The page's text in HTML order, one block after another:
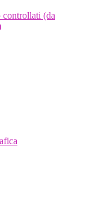
(da